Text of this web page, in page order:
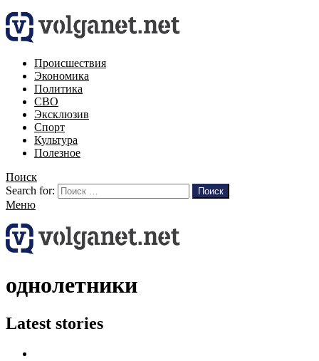
Происшествия
Экономика
Политика
СВО
Эксклюзив
Спорт
Культура
Полезное
Поиск
Search for:
Поиск
Меню
однолетники
Latest stories